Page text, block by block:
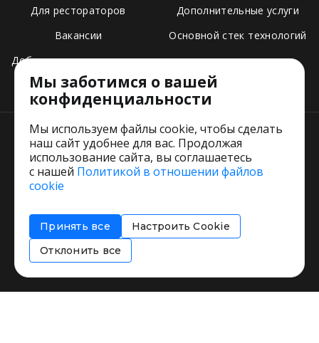
Для рестораторов
Вакансии
Добавить свое заведение
Тарифы
Дополнительные услуги
Основной стек технологий
Пользовательское соглашение
Соглашение об информировании
Политика использования cookies
Мы заботимся о вашей
конфиденциальности
Мы используем файлы cookie, чтобы сделать
наш сайт удобнее для вас. Продолжая
использование сайта, вы соглашаетесь
с нашей Политикой в отношении файлов
cookie
Принять все
Настроить Cookie
Отклонить все